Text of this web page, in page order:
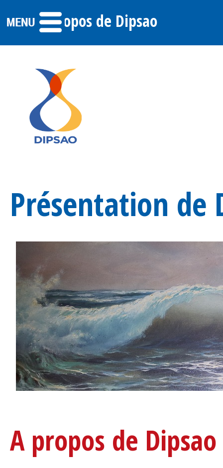
A propos de Dipsao
Présentation de
A propos de Dipsao